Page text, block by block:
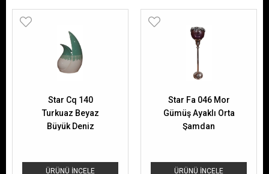
ÜRÜNÜ İNCELE
Star Cq 140
Turkuaz Beyaz
Büyük Deniz
ÜRÜNÜ İNCELE
Star Fa 046 Mor
Gümüş Ayaklı Orta
Şamdan